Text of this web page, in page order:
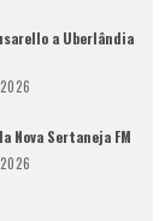
a Uberlândia
Nova Sertaneja FM